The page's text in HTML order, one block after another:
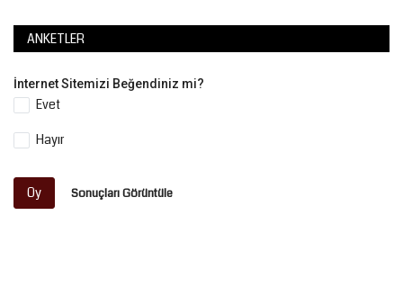
ANKETLER
İnternet Sitemizi Beğendiniz mi?
Evet
Hayır
Oy Sonuçları Görüntüle